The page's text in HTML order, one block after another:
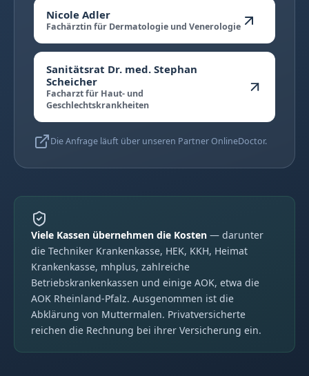
Nicole Adler
Fachärztin für Dermatologie und Venerologie
Sanitätsrat Dr. med. Stephan
Scheicher
Facharzt für Haut- und
Geschlechtskrankheiten
Die Anfrage läuft über unseren Partner OnlineDoctor.
Viele Kassen übernehmen die Kosten — darunter
die Techniker Krankenkasse, HEK, KKH, Heimat
Krankenkasse, mhplus, zahlreiche
Betriebskrankenkassen und einige AOK, etwa die
AOK Rheinland-Pfalz. Ausgenommen ist die
Abklärung von Muttermalen. Privatversicherte
reichen die Rechnung bei ihrer Versicherung ein.